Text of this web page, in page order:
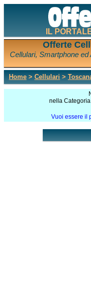
IL
Offerte
Cellulari, Smartphone
Home > Cellulari >
nella Categoria
Vuoi essere il